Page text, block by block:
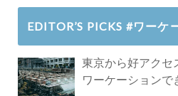
EDITOR’S PICKS #ワーケ
東京から好アクセ
ワーケーションで